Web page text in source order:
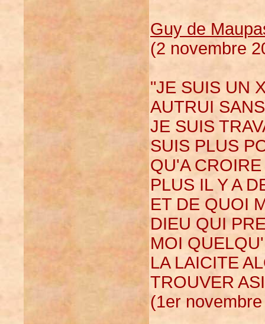
Guy de
(2 novembre
"JE SUIS UN
AUTRUI
JE SUIS
SUIS PLUS
QU'A
PLUS IL Y A
ET DE QUOI
DIEU QUI
MOI
LA LAICITE
TROUVER
(1er